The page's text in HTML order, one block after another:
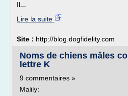
Il...
Lire la suite
Site : http://blog.dogfidelity.com
Noms de chiens mâles
lettre K
9 commentaires »
Malily: